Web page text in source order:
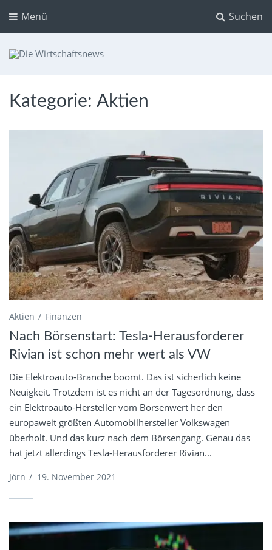
Suchen
Menü
Kategorie: Aktien
Aktien Finanzen
Nach Börsenstart: Tesla-Herausforderer
Rivian ist schon mehr wert als VW
Die Elektroauto-Branche boomt. Das ist sicherlich keine
Neuigkeit. Trotzdem ist es nicht an der Tagesordnung, dass
ein Elektroauto-Hersteller vom Börsenwert her den
europaweit größten Automobilhersteller Volkswagen
überholt. Und das kurz nach dem Börsengang. Genau das
hat jetzt allerdings Tesla-Herausforderer Rivian...
Jörn / 19. November 2021